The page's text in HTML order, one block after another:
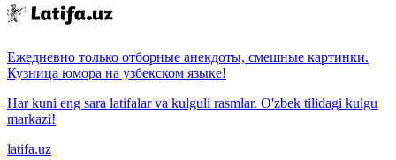
Ежедневно только отборные анекдоты, смешные картинки.
Кузница юмора на узбекском языке!
Har kuni eng sara latifalar va kulguli rasmlar. O'zbek tilidagi kulgu
markazi!
latifa.uz